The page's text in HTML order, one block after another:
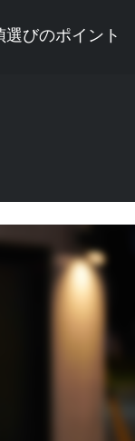
選びのポイント